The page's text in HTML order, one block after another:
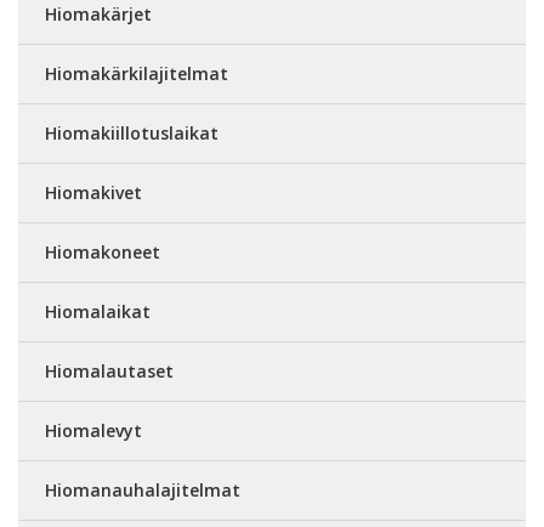
Hiomakärjet
Hiomakärkilajitelmat
Hiomakiillotuslaikat
Hiomakivet
Hiomakoneet
Hiomalaikat
Hiomalautaset
Hiomalevyt
Hiomanauhalajitelmat